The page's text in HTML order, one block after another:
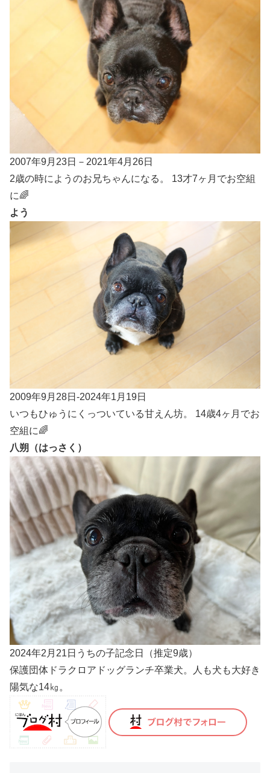
2007年9月23日－2021年4月26日
2歳の時にようのお兄ちゃんになる。 13才7ヶ月でお空組
に🌈
よう
2009年9月28日-2024年1月19日
いつもひゅうにくっついている甘えん坊。 14歳4ヶ月でお
空組に🌈
八朔（はっさく）
2024年2月21日うちの子記念日（推定9歳）
保護団体ドラクロアドッグランチ卒業犬。人も犬も大好き
陽気な14㎏。